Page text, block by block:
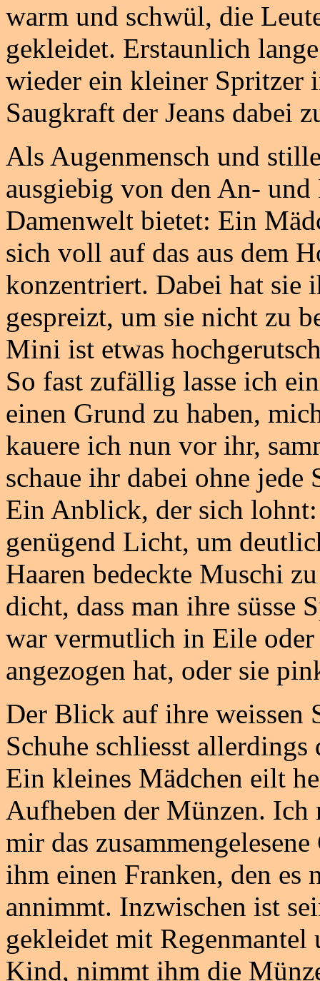
warm und schwül, die
gekleidet. Erstaunlich
wieder ein kleiner Spritzer
Saugkraft der Jeans dabei
Als Augenmensch und
ausgiebig von den An-
Damenwelt bietet: Ein
sich voll auf das aus dem
konzentriert. Dabei hat sie
gespreizt, um sie nicht zu
Mini ist etwas
So fast zufällig lasse ich
einen Grund zu haben,
kauere ich nun vor ihr,
schaue ihr dabei ohne
Ein Anblick, der sich
genügend Licht, um
Haaren bedeckte Muschi
dicht, dass man ihre süsse
war vermutlich in Eile oder
angezogen hat, oder sie
Der Blick auf ihre weissen
Schuhe schliesst
Ein kleines Mädchen eilt
Aufheben der Münzen. Ich
mir das
ihm einen Franken, den es
annimmt. Inzwischen ist
gekleidet mit
Kind, nimmt ihm die